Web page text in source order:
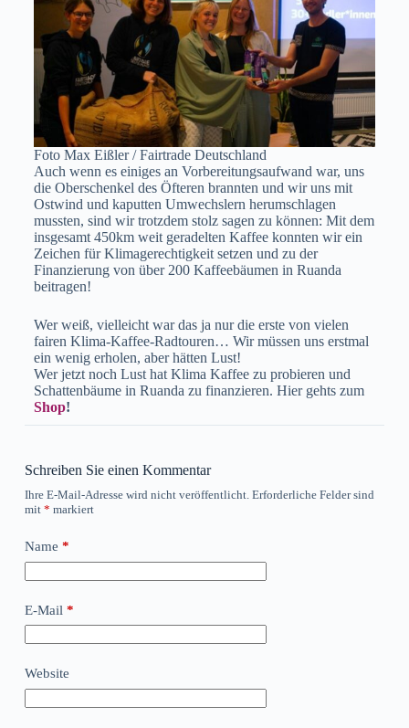
Foto Max Eißler / Fairtrade Deutschland
Auch wenn es einiges an Vorbereitungsaufwand war, uns
die Oberschenkel des Öfteren brannten und wir uns mit
Ostwind und kaputten Umwechslern herumschlagen
mussten, sind wir trotzdem stolz sagen zu können: Mit dem
insgesamt 450km weit geradelten Kaffee konnten wir ein
Zeichen für Klimagerechtigkeit setzen und zu der
Finanzierung von über 200 Kaffeebäumen in Ruanda
beitragen!
Wer weiß, vielleicht war das ja nur die erste von vielen
fairen Klima-Kaffee-Radtouren… Wir müssen uns erstmal
ein wenig erholen, aber hätten Lust!
Wer jetzt noch Lust hat Klima Kaffee zu probieren und
Schattenbäume in Ruanda zu finanzieren. Hier gehts zum
Shop!
Schreiben Sie einen Kommentar
Ihre E-Mail-Adresse wird nicht veröffentlicht. Erforderliche Felder sind
mit * markiert
Name *
E-Mail *
Website